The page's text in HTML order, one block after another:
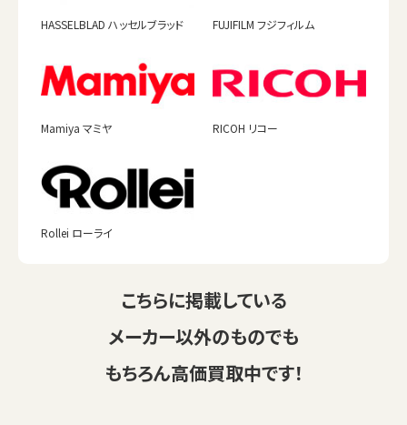
HASSELBLAD ハッセルブラッド FUJIFILM フジフィルム
Mamiya マミヤ RICOH リコー
Rollei ローライ
こちらに掲載している
メーカー以外のものでも
もちろん高価買取中です！